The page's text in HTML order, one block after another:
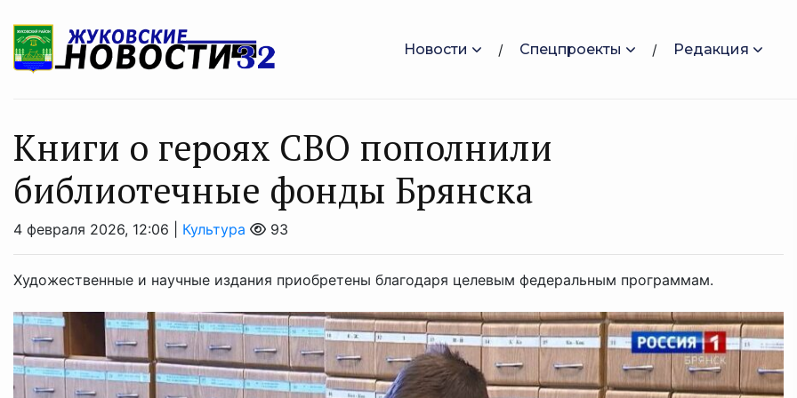
Новости Спецпроекты Редакция
Книги о героях СВО пополнили
библиотечные фонды Брянска
4 февраля 2026, 12:06 | Культура 93
Художественные и научные издания приобретены благодаря целевым федеральным программам.